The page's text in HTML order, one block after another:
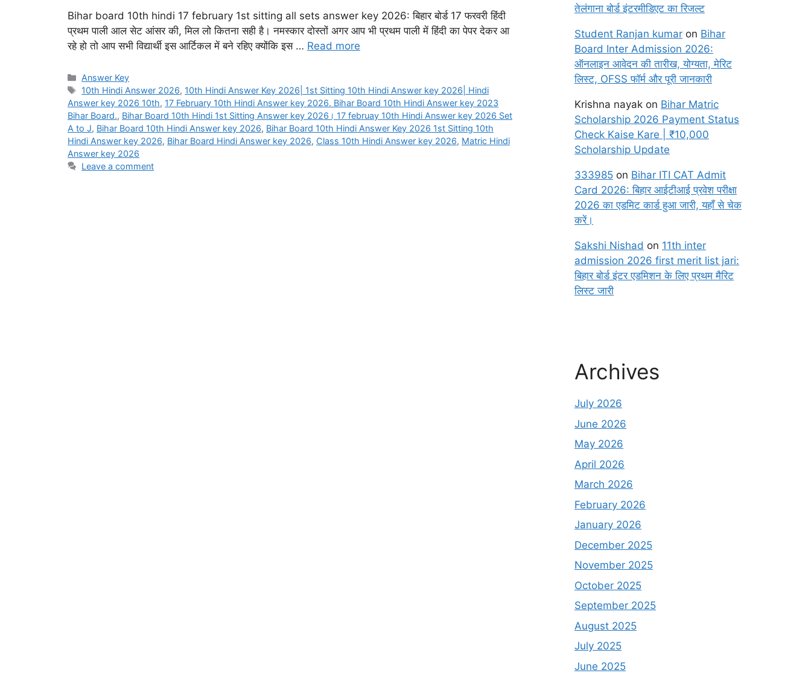
Bihar board 10th hindi 17 february 1st sitting all sets answer key 2026: बिहार बोर्ड 17 फरवरी हिंदी
प्रथम पाली आल सेट आंसर की, मिल लो कितना सही है। नमस्कार दोस्तों अगर आप भी प्रथम पाली में हिंदी का पेपर देकर आ
रहे हो तो आप सभी विद्यार्थी इस आर्टिकल में बने रहिए क्योंकि इस … Read more
Categories
Answer Key
Tags
10th Hindi Answer 2026, 10th Hindi Answer Key 2026| 1st Sitting 10th Hindi Answer key 2026| Hindi
Answer key 2026 10th, 17 February 10th Hindi Answer key 2026. Bihar Board 10th Hindi Answer key 2023
Bihar Board., Bihar Board 10th Hindi 1st Sitting Answer key 2026। 17 februay 10th Hindi Answer key 2026 Set
A to J, Bihar Board 10th Hindi Answer key 2026, Bihar Board 10th Hindi Answer Key 2026 1st Sitting 10th
Hindi Answer key 2026, Bihar Board Hindi Answer key 2026, Class 10th Hindi Answer key 2026, Matric Hindi
Answer key 2026
Leave a comment
तेलंगाना बोर्ड इंटरमीडिएट का रिजल्ट
Student Ranjan kumar on Bihar
Board Inter Admission 2026:
ऑनलाइन आवेदन की तारीख, योग्यता, मेरिट
लिस्ट, OFSS फॉर्म और पूरी जानकारी
Krishna nayak on Bihar Matric
Scholarship 2026 Payment Status
Check Kaise Kare | ₹10,000
Scholarship Update
333985 on Bihar ITI CAT Admit
Card 2026: बिहार आईटीआई प्रवेश परीक्षा
2026 का एडमिट कार्ड हुआ जारी, यहाँ से चेक
करें।
Sakshi Nishad on 11th inter
admission 2026 first merit list jari:
बिहार बोर्ड इंटर एडमिशन के लिए प्रथम मैरिट
लिस्ट जारी
Archives
July 2026
June 2026
May 2026
April 2026
March 2026
February 2026
January 2026
December 2025
November 2025
October 2025
September 2025
August 2025
July 2025
June 2025